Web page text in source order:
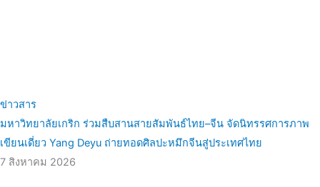
ข่าวสาร
มหาวิทยาลัยเกริก ร่วมสืบสานสายสัมพันธ์ไทย–จีน จัดนิทรรศการภาพ
เขียนเดี่ยว Yang Deyu ถ่ายทอดศิลปะหมึกจีนสู่ประเทศไทย
7 สิงหาคม 2026